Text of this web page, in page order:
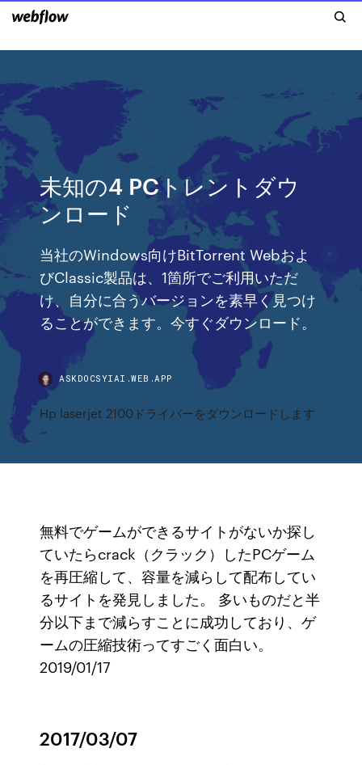
未知の4 PCトレントダウ
ンロード
当社のWindows向けBitTorrent Webおよ
びClassic製品は、1箇所でご利用いただ
け、自分に合うバージョンを素早く見つけ
ることができます。今すぐダウンロード。
ASKDOCSYIAI.WEB.APP
Hp laserjet 2100ドライバーをダウンロードします
無料でゲームができるサイトがないか探し
ていたらcrack（クラック）したPCゲーム
を再圧縮して、容量を減らして配布してい
るサイトを発見しました。 多いものだと半
分以下まで減らすことに成功しており、ゲ
ームの圧縮技術ってすごく面白い。
2019/01/17
2017/03/07